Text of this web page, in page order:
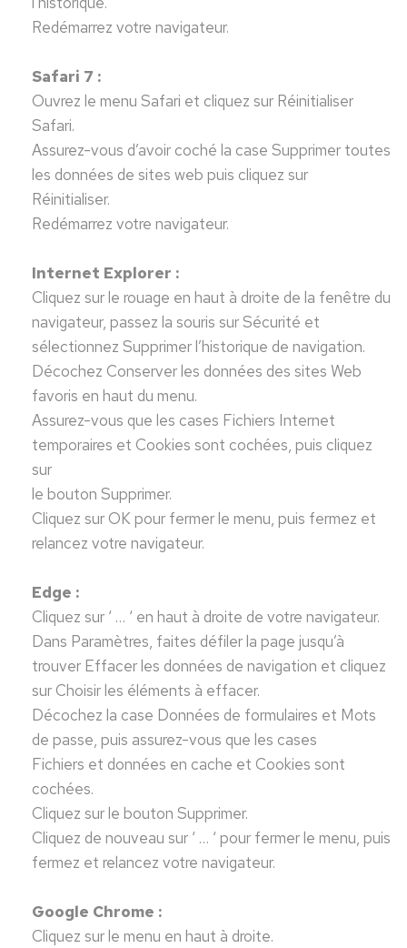
Redémarrez votre navigateur.
Safari 7 :
Ouvrez le menu Safari et cliquez sur Réinitialiser
Safari.
Assurez-vous d’avoir coché la case Supprimer toutes
les données de sites web puis cliquez sur
Réinitialiser.
Redémarrez votre navigateur.
Internet Explorer :
Cliquez sur le rouage en haut à droite de la fenêtre du
navigateur, passez la souris sur Sécurité et
sélectionnez Supprimer l’historique de navigation.
Décochez Conserver les données des sites Web
favoris en haut du menu.
Assurez-vous que les cases Fichiers Internet
temporaires et Cookies sont cochées, puis cliquez
sur
le bouton Supprimer.
Cliquez sur OK pour fermer le menu, puis fermez et
relancez votre navigateur.
Edge :
Cliquez sur ‘ … ‘ en haut à droite de votre navigateur.
Dans Paramètres, faites défiler la page jusqu’à
trouver Effacer les données de navigation et cliquez
sur Choisir les éléments à effacer.
Décochez la case Données de formulaires et Mots
de passe, puis assurez-vous que les cases
Fichiers et données en cache et Cookies sont
cochées.
Cliquez sur le bouton Supprimer.
Cliquez de nouveau sur ‘ … ‘ pour fermer le menu, puis
fermez et relancez votre navigateur.
Google Chrome :
Cliquez sur le menu en haut à droite.